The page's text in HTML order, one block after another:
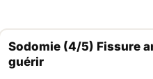
Sodomie (4/5) Fissure
guérir